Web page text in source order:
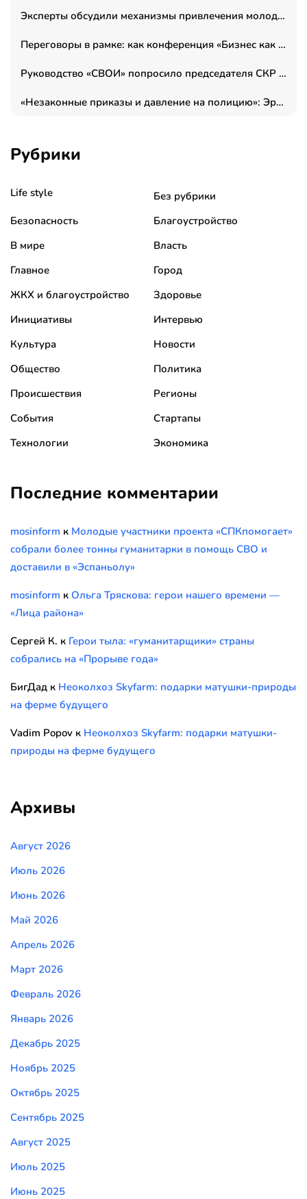
Эксперты обсудили механизмы привлечения молодых специалистов в промышленные города
Переговоры в рамке: как конференция «Бизнес как искусство» переформатирует деловой этикет в стенах ТПП РФ
Руководство «СВОИ» попросило председателя СКР дать правовую оценку обысков в тыловом штабе
«Незаконные приказы и давление на полицию»: Эрнеста Султанова задержали у посольства Израиля во время одиночного пикета
Рубрики
Life style
Без рубрики
Безопасность
Благоустройство
В мире
Власть
Главное
Город
ЖКХ и благоустройство
Здоровье
Инициативы
Интервью
Культура
Новости
Общество
Политика
Происшествия
Регионы
События
Стартапы
Технологии
Экономика
Последние комментарии
mosinform к Молодые участники проекта «СПКпомогает»
собрали более тонны гуманитарки в помощь СВО и
доставили в «Эспаньолу»
mosinform к Ольга Тряскова: герои нашего времени —
«Лица района»
Сергей К. к Герои тыла: «гуманитарщики» страны
собрались на «Прорыве года»
БигДад к Неоколхоз Skyfarm: подарки матушки-природы
на ферме будущего
Vadim Popov к Неоколхоз Skyfarm: подарки матушки-
природы на ферме будущего
Архивы
Август 2026
Июль 2026
Июнь 2026
Май 2026
Апрель 2026
Март 2026
Февраль 2026
Январь 2026
Декабрь 2025
Ноябрь 2025
Октябрь 2025
Сентябрь 2025
Август 2025
Июль 2025
Июнь 2025